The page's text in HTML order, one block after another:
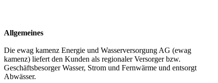
Allgemeines
Die ewag kamenz Energie und Wasserversorgung AG (ewag
kamenz) liefert den Kunden als regionaler Versorger bzw.
Geschäftsbesorger Wasser, Strom und Fernwärme und entsorgt
Abwässer.